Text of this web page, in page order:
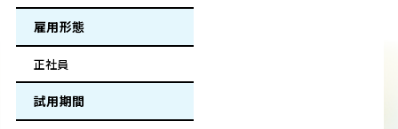
雇用形態
正社員
試用期間